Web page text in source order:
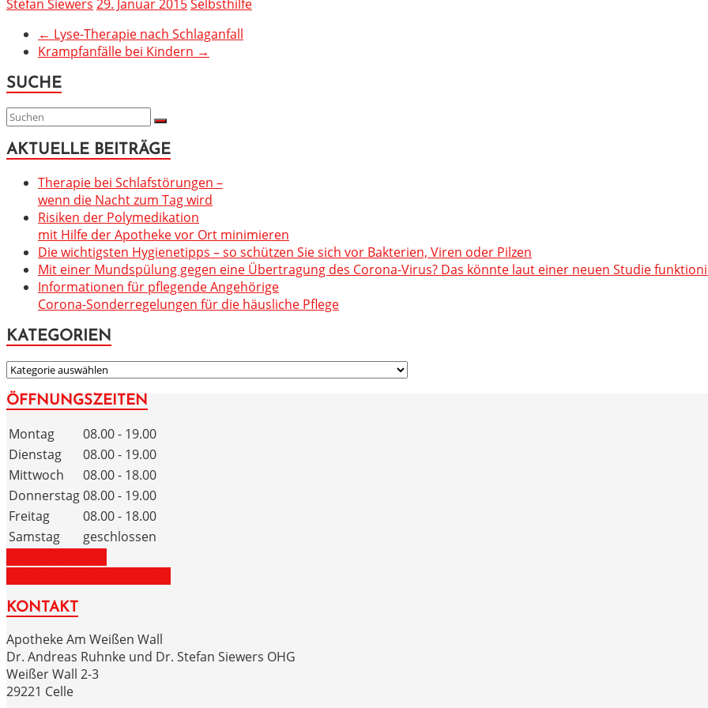
Stefan Siewers 29. Januar 2015Selbsthilfe
← Lyse-Therapie nach Schlaganfall
Krampfanfälle bei Kindern →
SUCHE
AKTUELLE BEITRÄGE
Therapie bei Schlafstörungen –
wenn die Nacht zum Tag wird
Risiken der Polymedikation
mit Hilfe der Apotheke vor Ort minimieren
Die wichtigsten Hygienetipps – so schützen Sie sich vor Bakterien, Viren oder Pilzen
Mit einer Mundspülung gegen eine Übertragung des Corona-Virus? Das könnte laut einer neuen Studie
Informationen für pflegende Angehörige
Corona-Sonderregelungen für die häusliche Pflege
KATEGORIEN
KATEGORIEN
ÖFFNUNGSZEITEN
Montag
08.00 - 19.00
Dienstag
08.00 - 19.00
Mittwoch
08.00 - 18.00
Donnerstag08.00 - 19.00
Freitag
08.00 - 18.00
Samstag
geschlossen
KONTAKT
Apotheke Am Weißen Wall
Dr. Andreas Ruhnke und Dr. Stefan Siewers OHG
Weißer Wall 2-3
29221 Celle